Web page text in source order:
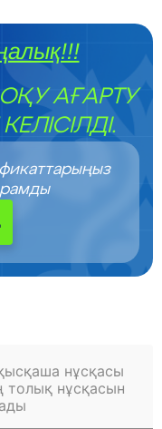
АҒАРТУ
нұсқасы
толық нұсқасын